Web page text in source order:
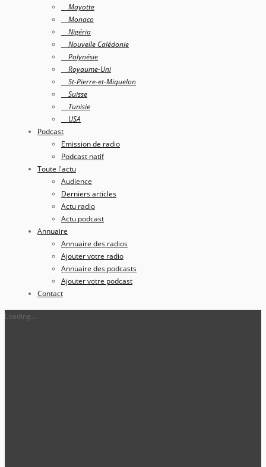
Mayotte
Monaco
Nigéria
Nouvelle Calédonie
Polynésie
Royaume-Uni
St-Pierre-et-Miquelon
Suisse
Tunisie
USA
Podcast
Emission de radio
Podcast natif
Toute l'actu
Audience
Derniers articles
Actu radio
Actu podcast
Annuaire
Annuaire des radios
Ajouter votre radio
Annuaire des podcasts
Ajouter votre podcast
Contact
Loading...